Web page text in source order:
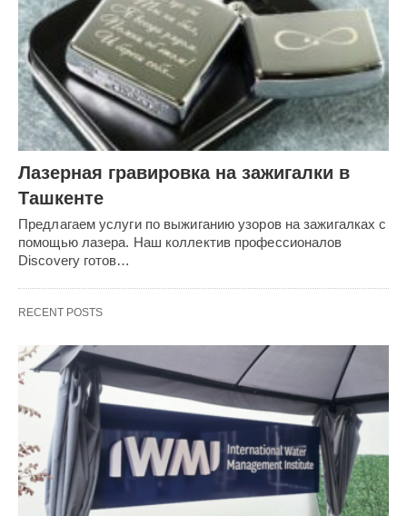
Лазерная гравировка на зажигалки в
Ташкенте
Предлагаем услуги по выжиганию узоров на зажигалках с
помощью лазера. Наш коллектив профессионалов
Discovery готов…
RECENT POSTS